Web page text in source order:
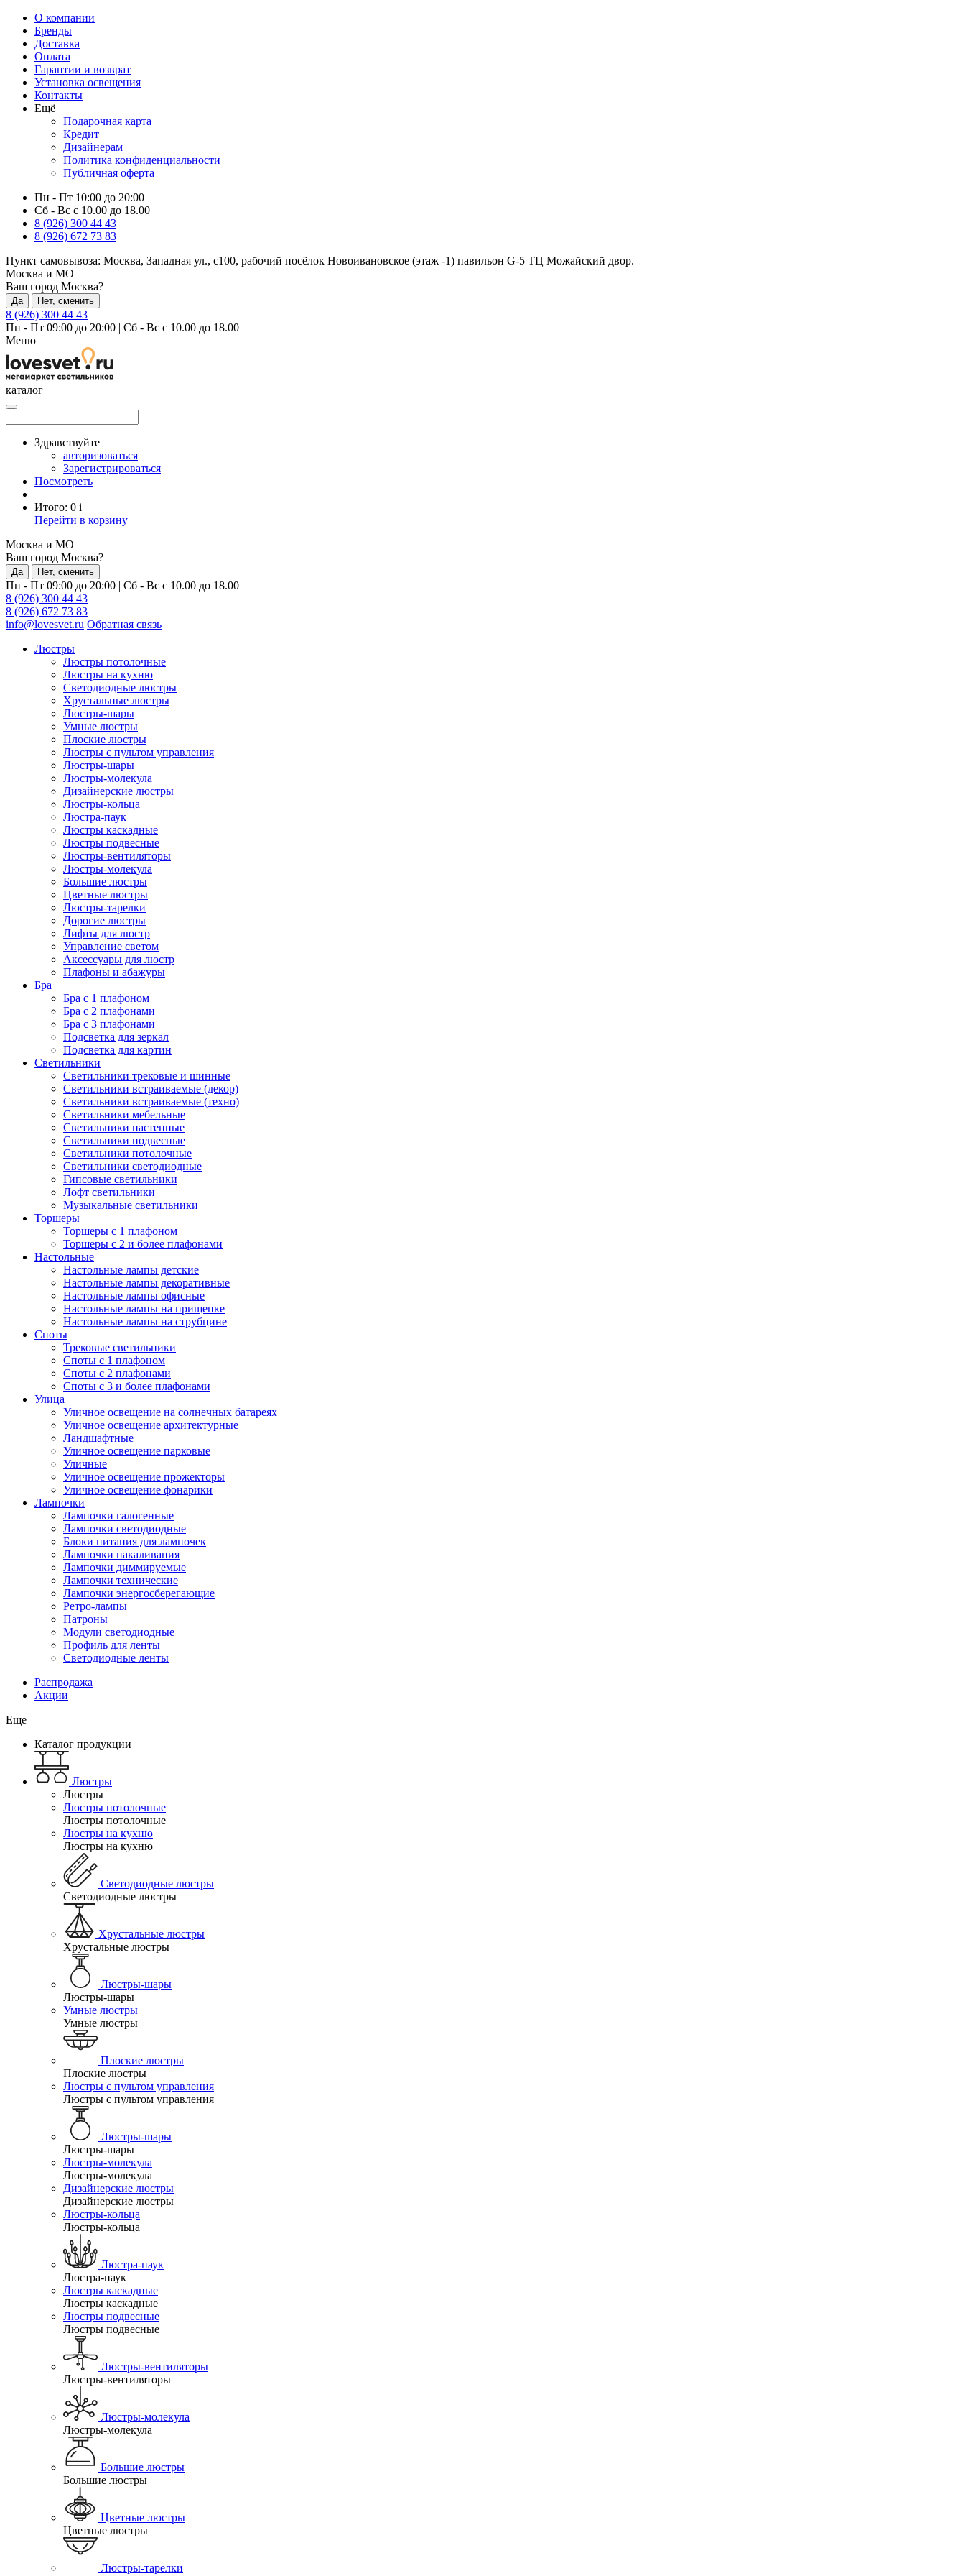
О компании
Бренды
Доставка
Оплата
Гарантии и возврат
Установка освещения
Контакты
Ещё
Подарочная карта
Кредит
Дизайнерам
Политика конфиденциальности
Публичная оферта
Пн - Пт 10:00 до 20:00
Сб - Вс с 10.00 до 18.00
8 (926) 300 44 43
8 (926) 672 73 83
Пункт самовывоза: Москва, Западная ул., с100, рабочий посёлок Новоивановское (этаж -1) павильон G-5 ТЦ Можайский двор.
Москва и МО
Ваш город Москва?
Да Нет, сменить
8 (926) 300 44 43
Пн - Пт 09:00 до 20:00 | Сб - Вс с 10.00 до 18.00
Меню
каталог
Здравствуйте
авторизоваться
Зарегистрироваться
Посмотреть
Итого: 0 i
Перейти в корзину
Москва и МО
Ваш город Москва?
Да Нет, сменить
Пн - Пт 09:00 до 20:00 | Сб - Вс с 10.00 до 18.00
8 (926) 300 44 43
8 (926) 672 73 83
info@lovesvet.ru Обратная связь
Люстры
Люстры потолочные
Люстры на кухню
Светодиодные люстры
Хрустальные люстры
Люстры-шары
Умные люстры
Плоские люстры
Люстры с пультом управления
Люстры-шары
Люстры-молекула
Дизайнерские люстры
Люстры-кольца
Люстра-паук
Люстры каскадные
Люстры подвесные
Люстры-вентиляторы
Люстры-молекула
Большие люстры
Цветные люстры
Люстры-тарелки
Дорогие люстры
Лифты для люстр
Управление светом
Аксессуары для люстр
Плафоны и абажуры
Бра
Бра с 1 плафоном
Бра с 2 плафонами
Бра с 3 плафонами
Подсветка для зеркал
Подсветка для картин
Светильники
Светильники трековые и шинные
Светильники встраиваемые (декор)
Светильники встраиваемые (техно)
Светильники мебельные
Светильники настенные
Светильники подвесные
Светильники потолочные
Светильники светодиодные
Гипсовые светильники
Лофт светильники
Музыкальные светильники
Торшеры
Торшеры с 1 плафоном
Торшеры с 2 и более плафонами
Настольные
Настольные лампы детские
Настольные лампы декоративные
Настольные лампы офисные
Настольные лампы на прищепке
Настольные лампы на струбцине
Споты
Трековые светильники
Споты с 1 плафоном
Споты с 2 плафонами
Споты с 3 и более плафонами
Улица
Уличное освещение на солнечных батареях
Уличное освещение архитектурные
Ландшафтные
Уличное освещение парковые
Уличные
Уличное освещение прожекторы
Уличное освещение фонарики
Лампочки
Лампочки галогенные
Лампочки светодиодные
Блоки питания для лампочек
Лампочки накаливания
Лампочки диммируемые
Лампочки технические
Лампочки энергосберегающие
Ретро-лампы
Патроны
Модули светодиодные
Профиль для ленты
Светодиодные ленты
Распродажа
Акции
Еще
Каталог продукции
Люстры
Люстры
Люстры потолочные
Люстры потолочные
Люстры на кухню
Люстры на кухню
Светодиодные люстры
Светодиодные люстры
Хрустальные люстры
Хрустальные люстры
Люстры-шары
Люстры-шары
Умные люстры
Умные люстры
Плоские люстры
Плоские люстры
Люстры с пультом управления
Люстры с пультом управления
Люстры-шары
Люстры-шары
Люстры-молекула
Люстры-молекула
Дизайнерские люстры
Дизайнерские люстры
Люстры-кольца
Люстры-кольца
Люстра-паук
Люстра-паук
Люстры каскадные
Люстры каскадные
Люстры подвесные
Люстры подвесные
Люстры-вентиляторы
Люстры-вентиляторы
Люстры-молекула
Люстры-молекула
Большие люстры
Большие люстры
Цветные люстры
Цветные люстры
Люстры-тарелки